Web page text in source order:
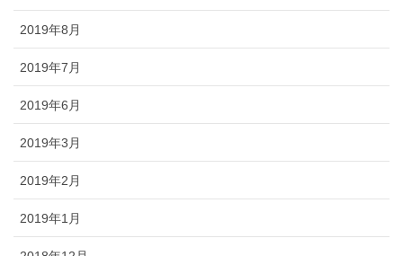
2019年8月
2019年7月
2019年6月
2019年3月
2019年2月
2019年1月